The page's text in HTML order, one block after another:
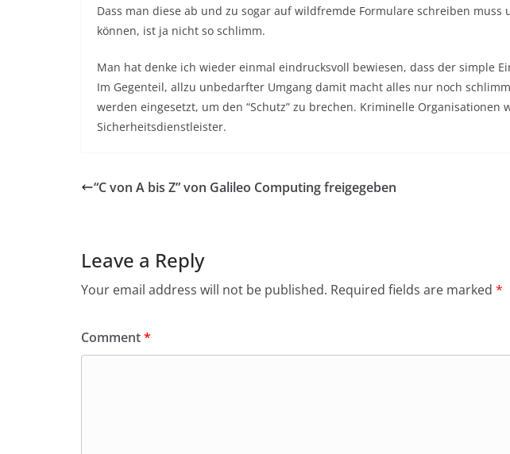
Dass man diese ab und zu sogar auf wildfremde Formulare schreiben
können, ist ja nicht so schlimm.
Man hat denke ich wieder einmal eindrucksvoll bewiesen, dass der simple
Im Gegenteil, allzu unbedarfter Umgang damit macht alles nur noch
werden eingesetzt, um den “Schutz” zu brechen. Kriminelle
Sicherheitsdienstleister.
“C von A bis Z” von Galileo Computing freigegeben
Leave a Reply
Your email address will not be published. Required fields are marked *
Comment*